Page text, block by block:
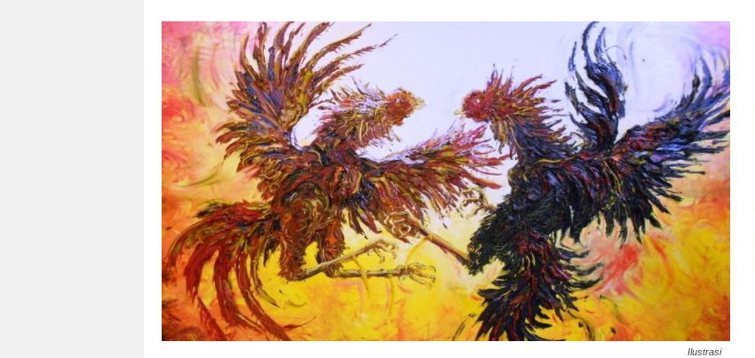
Ilustrasi